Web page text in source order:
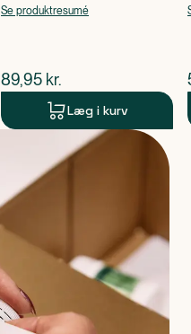
Se produktresumé
$nuværende pris
89,95 kr.
Læg i kurv